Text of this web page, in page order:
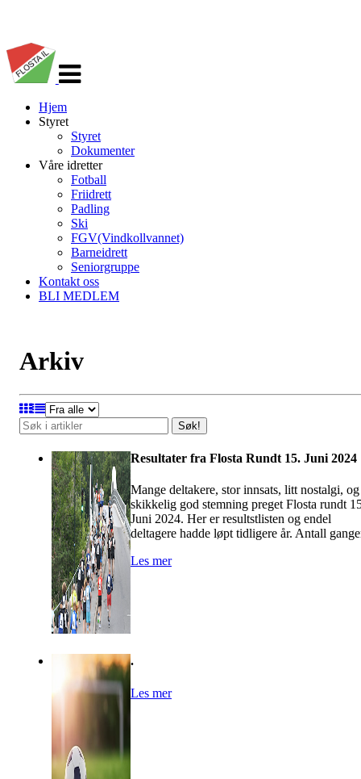
navigasjon
Hjem
Styret
Styret
Dokumenter
Våre idretter
Fotball
Friidrett
Padling
Ski
FGV(Vindkollvannet)
Barneidrett
Seniorgruppe
Kontakt oss
BLI MEDLEM
Arkiv
Søk!
Resultater fra Flosta Rundt 15. Juni 2024
Mange deltakere, stor innsats, litt nostalgi, og
skikkelig god stemning preget Flosta rundt
Juni 2024. Her er resultstlisten og endel
deltagere hadde løpt tidligere år. Antall
Les mer
.
Les mer